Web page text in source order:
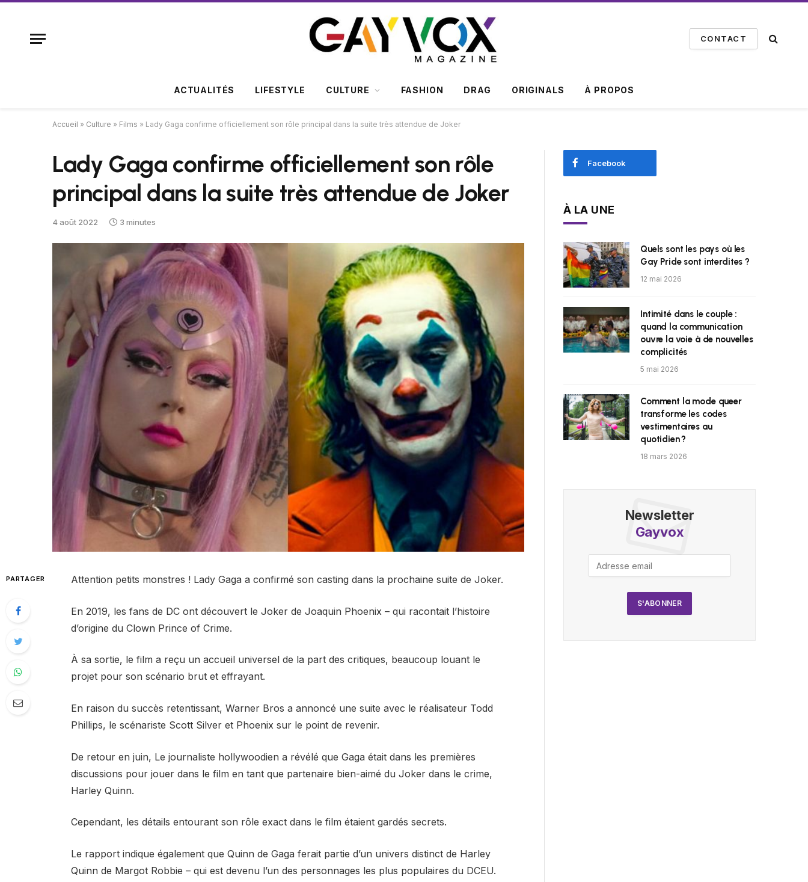
CONTACT
ACTUALITÉS LIFESTYLE CULTURE FASHION DRAG ORIGINALS À PROPOS
Accueil » Culture » Films » Lady Gaga confirme officiellement son rôle principal dans la suite très attendue de Joker
Lady Gaga confirme officiellement son rôle
principal dans la suite très attendue de Joker
4 août 2022 3 minutes
PARTAGER Attention petits monstres ! Lady Gaga a confirmé son casting dans la prochaine suite de Joker.
En 2019, les fans de DC ont découvert le Joker de Joaquin Phoenix – qui racontait l’histoire
d’origine du Clown Prince of Crime.
À sa sortie, le film a reçu un accueil universel de la part des critiques, beaucoup louant le
projet pour son scénario brut et effrayant.
En raison du succès retentissant, Warner Bros a annoncé une suite avec le réalisateur Todd
Phillips, le scénariste Scott Silver et Phoenix sur le point de revenir.
De retour en juin, Le journaliste hollywoodien a révélé que Gaga était dans les premières
discussions pour jouer dans le film en tant que partenaire bien-aimé du Joker dans le crime,
Harley Quinn.
Cependant, les détails entourant son rôle exact dans le film étaient gardés secrets.
Le rapport indique également que Quinn de Gaga ferait partie d’un univers distinct de Harley
Quinn de Margot Robbie – qui est devenu l’un des personnages les plus populaires du DCEU.
Facebook
À LA UNE
Quels sont les pays où les
Gay Pride sont interdites ?
12 mai 2026
Intimité dans le couple :
quand la communication
ouvre la voie à de nouvelles
complicités
5 mai 2026
Comment la mode queer
transforme les codes
vestimentaires au
quotidien ?
18 mars 2026
Newsletter
Gayvox